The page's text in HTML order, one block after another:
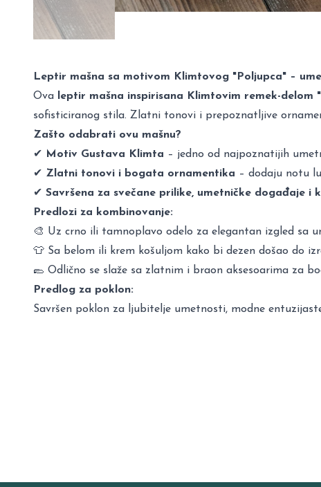
Leptir mašna sa motivom Klimtovog "Poljupca" –
Ova
leptir mašna inspirisana Klimtovim remek-delom
sofisticiranog stila. Zlatni tonovi i prepoznatljive
Zašto odabrati ovu mašnu?
✔ Motiv Gustava Klimta – jedno od najpoznatijih
✔ Zlatni tonovi i bogata ornamentika – dodaju notu
✔ Savršena za svečane prilike, umetničke događaje i
Predlozi za kombinovanje:
🎨 Uz crno ili tamnoplavo odelo za elegantan izgled sa
👕 Sa belom ili krem košuljom kako bi dezen došao do
🥿 Odlično se slaže sa zlatnim i braon aksesoarima za
Predlog za poklon:
Savršen poklon za ljubitelje umetnosti, modne